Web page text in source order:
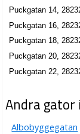
Puckgatan 14,
Puckgatan 16,
Puckgatan 18,
Puckgatan 20,
Puckgatan 22,
Andra gator
Albobyggegatan